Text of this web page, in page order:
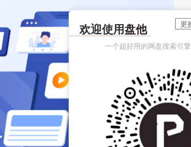
欢迎使用盘他
一个超好用的网盘搜索引擎